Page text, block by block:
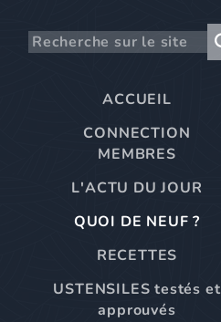
ACCUEIL
CONNECTION
MEMBRES
L'ACTU DU JOUR
QUOI DE NEUF ?
RECETTES
USTENSILES testés et
approuvés